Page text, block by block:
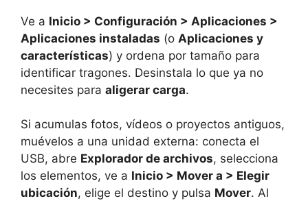
Ve a Inicio > Configuración > Aplicaciones >
Aplicaciones instaladas (o Aplicaciones y
características) y ordena por tamaño para
identificar tragones. Desinstala lo que ya no
necesites para aligerar carga.
Si acumulas fotos, vídeos o proyectos antiguos,
muévelos a una unidad externa: conecta el
USB, abre Explorador de archivos, selecciona
los elementos, ve a Inicio > Mover a > Elegir
ubicación, elige el destino y pulsa Mover. Al